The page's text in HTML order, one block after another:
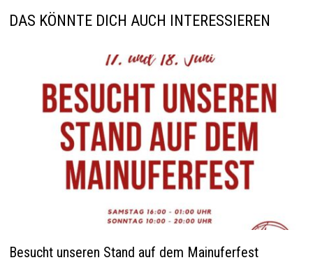
DAS KÖNNTE DICH AUCH INTERESSIEREN
Besucht unseren Stand auf dem Mainuferfest